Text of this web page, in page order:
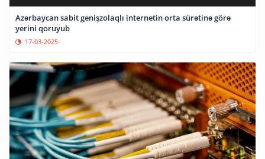
Azərbaycan sabit genişzolaqlı internetin orta sürətinə görə
yerini qoruyub
17-03-2025